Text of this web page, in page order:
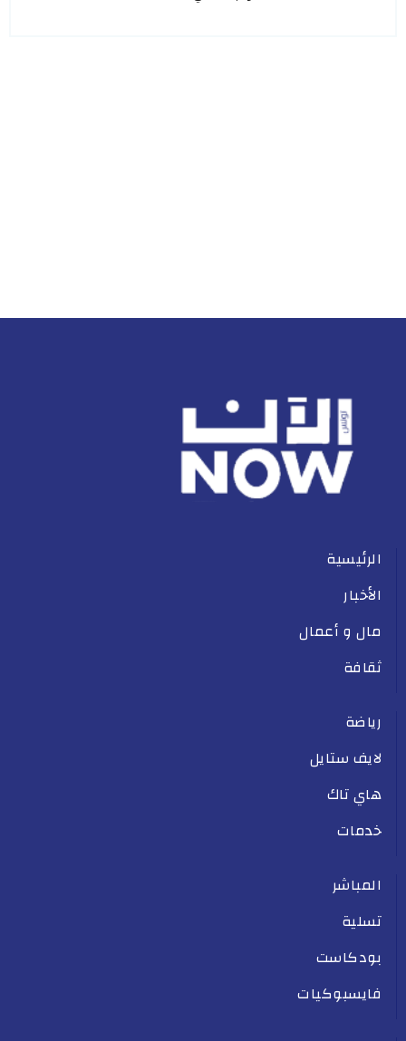
الرئيسية
الأخبار
مال و أعمال
ثقافة
رياضة
لايف ستايل
هاي تاك
خدمات
المباشر
تسلية
بودكاست
فايسبوكيات